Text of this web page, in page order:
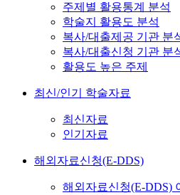
주제별 활용통계 분석
학술지 활용도 분석
복사/대출제공 기관 분
복사/대출신청 기관 분
활용도 높은 주제
최신/인기 학술자료
최신자료
인기자료
해외자료신청(E-DDS)
해외자료신청(E-DDS)